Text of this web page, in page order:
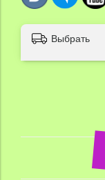
Выбрать